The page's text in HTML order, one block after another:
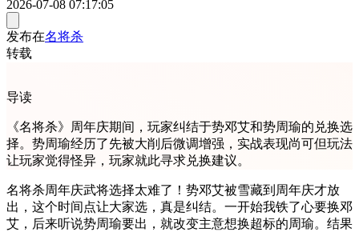
2026-07-08 07:17:05
发布在名将杀
转载
导读
《名将杀》周年庆期间，玩家纠结于势邓艾和势周瑜的兑换选
择。势周瑜经历了先被大削后微调增强，实战表现尚可但玩法
让玩家觉得怪异，玩家就此寻求兑换建议。
名将杀周年庆武将选择太难了！势邓艾被雪藏到周年庆才放
出，这个时间点让大家选，真是纠结。一开始我铁了心要换邓
艾，后来听说势周瑜要出，就改变主意想换超标的周瑜。结果